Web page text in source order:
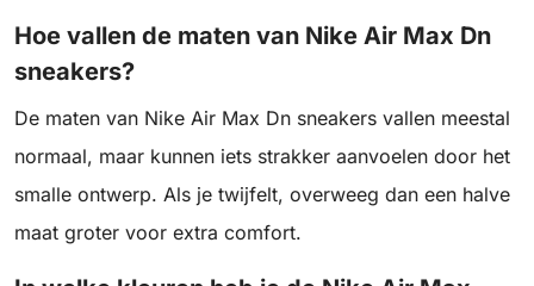
Hoe vallen de maten van Nike Air Max Dn
sneakers?
De maten van Nike Air Max Dn sneakers vallen meestal
normaal, maar kunnen iets strakker aanvoelen door het
smalle ontwerp. Als je twijfelt, overweeg dan een halve
maat groter voor extra comfort.